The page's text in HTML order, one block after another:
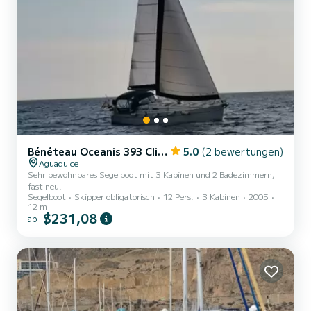
Bénéteau Oceanis 393 Clipper 5.0 (2 bewertungen)
Aguadulce
Sehr bewohnbares Segelboot mit 3 Kabinen und 2 Badezimmern,
fast neu.
Segelboot
Skipper obligatorisch 12 Pers. 3 Kabinen
2005
12 m
ab $231,08